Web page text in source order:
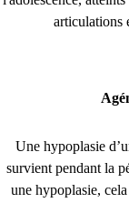
articulations
Une hypoplasie
survient pendant la
une hypoplasie,